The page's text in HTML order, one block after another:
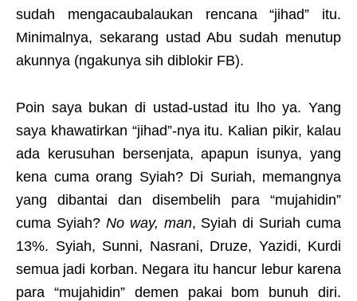
sudah mengacaubalaukan rencana “jihad” itu.
Minimalnya, sekarang ustad Abu sudah menutup
akunnya (ngakunya sih diblokir FB).
Poin saya bukan di ustad-ustad itu lho ya. Yang
saya khawatirkan “jihad”-nya itu. Kalian pikir, kalau
ada kerusuhan bersenjata, apapun isunya, yang
kena cuma orang Syiah? Di Suriah, memangnya
yang dibantai dan disembelih para “mujahidin”
cuma Syiah? No way, man, Syiah di Suriah cuma
13%. Syiah, Sunni, Nasrani, Druze, Yazidi, Kurdi
semua jadi korban. Negara itu hancur lebur karena
para “mujahidin” demen pakai bom bunuh diri.